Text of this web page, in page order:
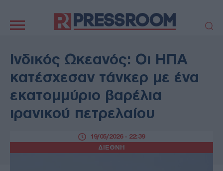
πλοήγηση
ΠΟΛΙΤΙΚΗ
ΤΟΥΡΚΙΑ
ΕΛΛΑΔΑ
ΕΚΚΛΗΣΙΑ
ΑΜΥΝΑ
ΔΙΕΘΝΗ
ΚΥΠΡΟΣ
MEDIA
LIFESTYLE
AUTO - MOTO
ΓΑΣΤΡΟΝΟΜΙΑ
Ινδικός Ωκεανός: Οι ΗΠΑ
κατέσχεσαν τάνκερ με ένα
εκατομμύριο βαρέλια
ιρανικού πετρελαίου
ΔΙΕΘΝΗ
19/05/2026 - 22:39